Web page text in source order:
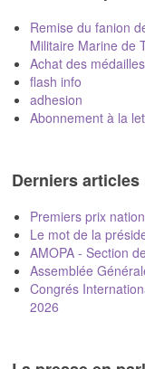
Remise du fanion
Militaire Marine de
Achat des médailles
flash info
adhesion
Abonnement à la
Derniers
Premiers prix
Le mot de la
AMOPA - Section
Assemblée
Congrés
2026